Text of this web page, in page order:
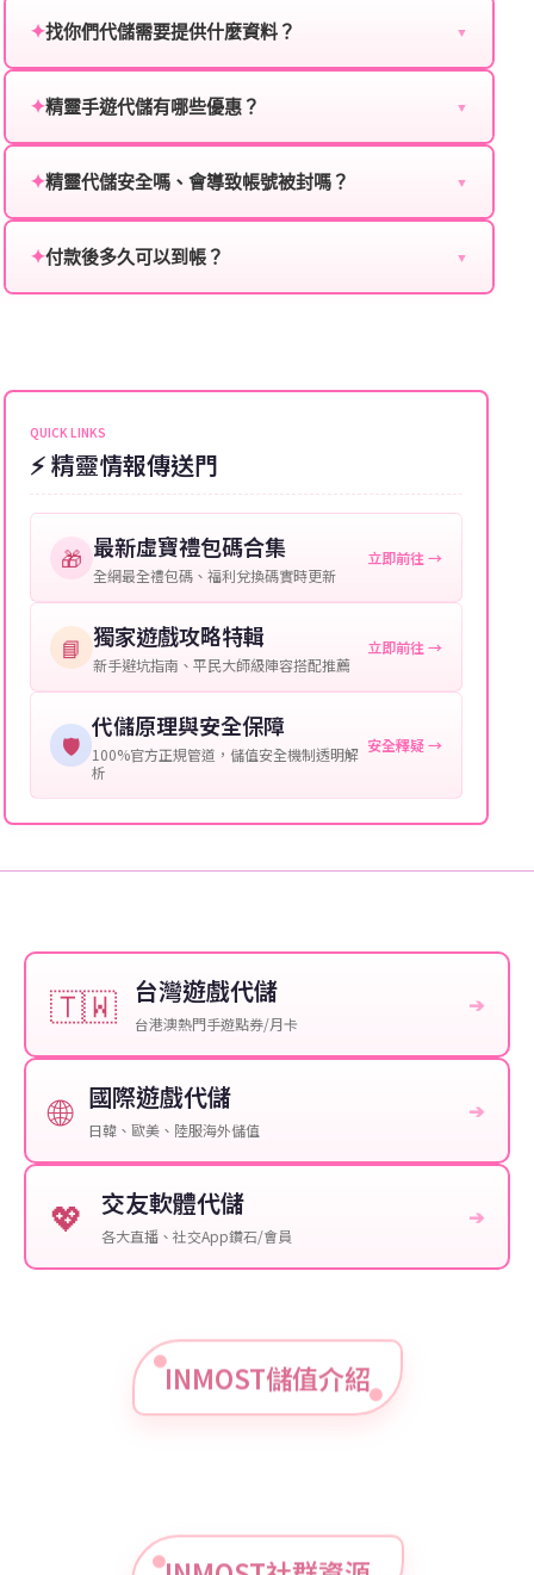
✦找你們代儲需要提供什麼資料？ ▼
服：
角色名稱：您遊戲中的角色名稱。
等級：角色的當前等級。
提供這些信息能幫助我們更快地處理您的代儲需求，確
保您盡享遊戲樂趣！
✦精靈手遊代儲有哪些優惠？ ▼
贈送、大額儲值優惠及節日限定活動，儲值最低6折
✦精靈代儲安全嗎、會導致帳號被封嗎？ ▼
單，不使用外掛程式、非法點數或異常儲值管道。您獲
✦付款後多久可以到帳？ ▼
可直接聯絡客服查詢訂單進度。
QUICK LINKS
⚡ 精靈情報傳送門
🎁 最新虛寶禮包碼合集
全網最全禮包碼、福利兌換碼實時更新
立即前往 →
📘 獨家遊戲攻略特輯
新手避坑指南、平民大師級陣容搭配推薦
立即前往 →
🛡️
代儲原理與安全保障
100%官方正規管道，儲值安全機制透明解
析
安全釋疑 →
🇹🇼 台灣遊戲代儲
台港澳熱門手遊點券/月卡
➔
🌐 國際遊戲代儲
日韓、歐美、陸服海外儲值
➔
💖 交友軟體代儲
各大直播、社交App鑽石/會員
➔
INMOST儲值介紹